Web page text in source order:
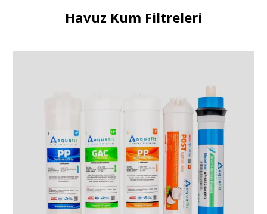
Havuz Kum Filtreleri